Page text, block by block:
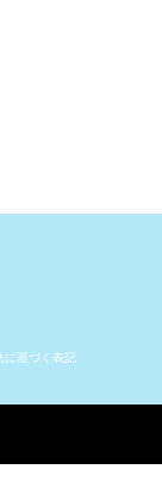
に基づく表記